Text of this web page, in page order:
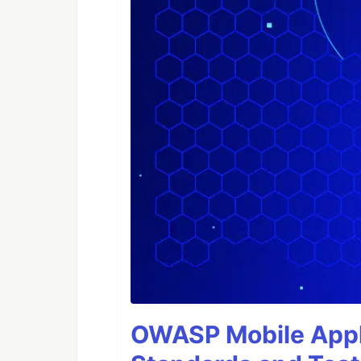
OWASP Mobile